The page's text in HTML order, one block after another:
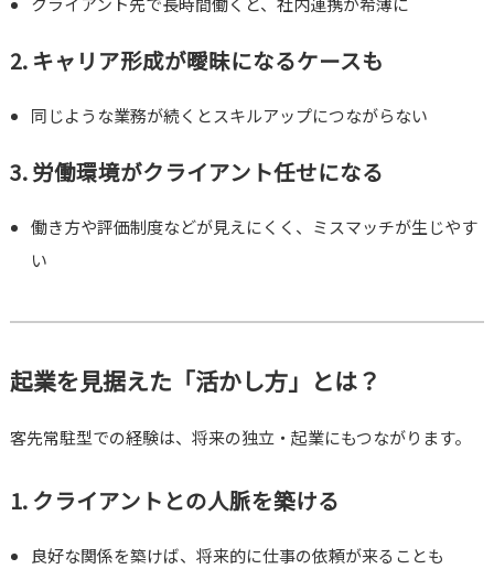
2. キャリア形成が曖昧になるケースも
同じような業務が続くとスキルアップにつながらない
3. 労働環境がクライアント任せになる
働き方や評価制度などが見えにくく、ミスマッチが生じやす
い
起業を見据えた「活かし方」とは？
客先常駐型での経験は、将来の独立・起業にもつながります。
1. クライアントとの人脈を築ける
良好な関係を築けば、将来的に仕事の依頼が来ることも